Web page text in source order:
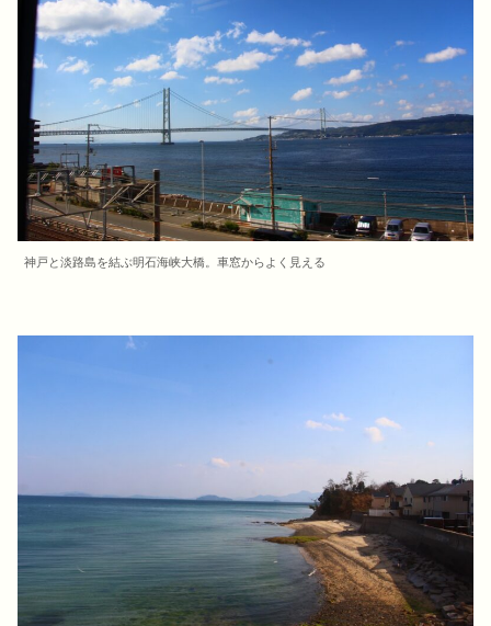
神戸と淡路島を結ぶ明石海峡大橋。車窓からよく見える